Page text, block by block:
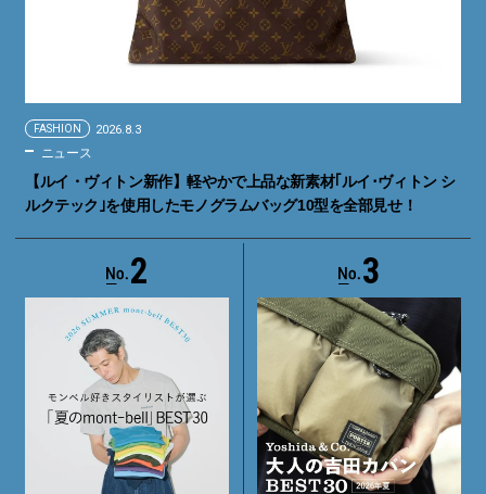
FASHION 2026.8.3
ニュース
【ルイ・ヴィトン新作】軽やかで上品な新素材｢ルイ･ヴィトン シ
ルクテック｣を使用したモノグラムバッグ10型を全部見せ！
2 3